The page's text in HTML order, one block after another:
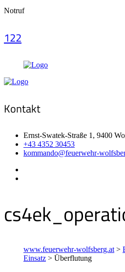
Notruf
122
Kontakt
Ernst-Swatek-Straße 1, 9400
+43 4352 30453
kommando@feuerwehr-
www.feuerwehr-wolfsberg.at >
Einsatz > Überflutung